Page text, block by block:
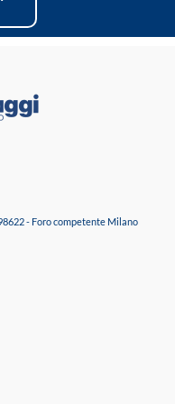
- Foro competente Milano